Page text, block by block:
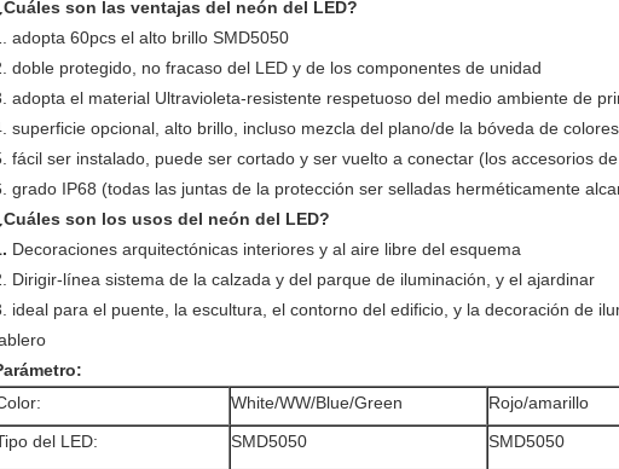
son las ventajas del neón del LED?
adopta 60pcs el alto brillo SMD5050
doble protegido, no fracaso del LED y de los componentes de unidad
adopta el material Ultravioleta-resistente respetuoso del medio ambiente de
superficie opcional, alto brillo, incluso mezcla del plano/de la bóveda de colores
fácil ser instalado, puede ser cortado y ser vuelto a conectar (los accesorios
grado IP68 (todas las juntas de la protección ser selladas herméticamente
son los usos del neón del LED?
Decoraciones arquitectónicas interiores y al aire libre del esquema
Dirigir-línea sistema de la calzada y del parque de iluminación, y el ajardinar
ideal para el puente, la escultura, el contorno del edificio, y la decoración de
White/WW/Blue/Green
Rojo/amarillo
del LED:
SMD5050 SMD5050